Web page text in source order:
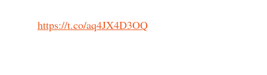
https://t.co/aq4JX4D3OQ